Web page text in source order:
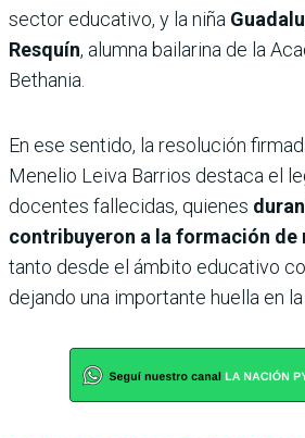
sector educativo, y la niña
Resquín, alumna bailarina de la
Bethania.
En ese sentido, la resolución
Menelio Leiva Barrios destaca el
docentes fallecidas, quienes
contribuyeron a la formación de
tanto desde el ámbito educativo
dejando una importante huella en